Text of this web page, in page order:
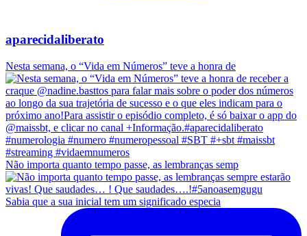
aparecidaliberato
Nesta semana, o “Vida em Números” teve a honra de
Não importa quanto tempo passe, as lembranças semp
Sabia que a sua inicial tem um significado especia